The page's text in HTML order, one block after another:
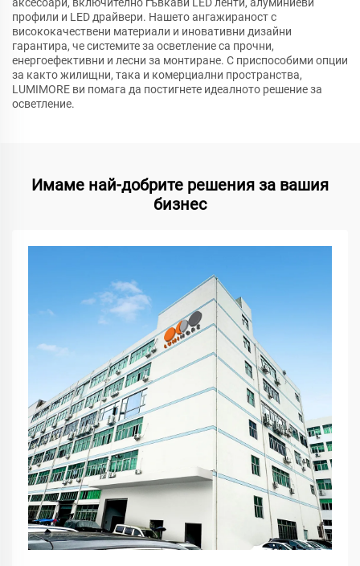
профили и LED драйвери. Нашето ангажираност с
висококачествени материали и иновативни дизайни
гарантира, че системите за осветление са прочни,
енергоефективни и лесни за монтиране. С приспособими опции
за както жилищни, така и комерциални пространства,
LUMIMORE ви помага да постигнете идеалното решение за
осветление.
Имаме най-добрите решения за вашия
бизнес